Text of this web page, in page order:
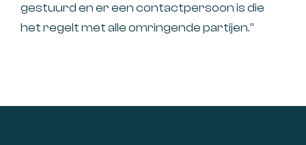
gestuurd en er een contactpersoon is die
het regelt met alle omringende partijen.”